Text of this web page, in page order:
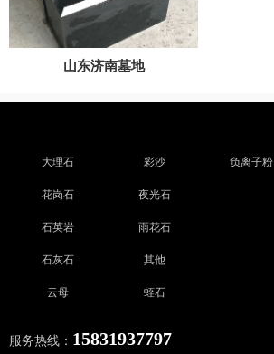
山东济南墓地
服务热线： 15831937797
大理石
花岗石
石英岩
石灰石
云母
彩沙
夜光石
雨花石
其他
蛭石
负离子粉